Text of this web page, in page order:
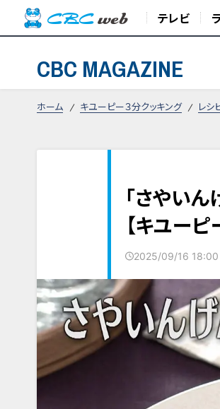
テレビ
CBC MAGAZINE
ホーム キユーピー３分クッキング レシ
「さやい
【キユーピ
2025/09/16 18:00